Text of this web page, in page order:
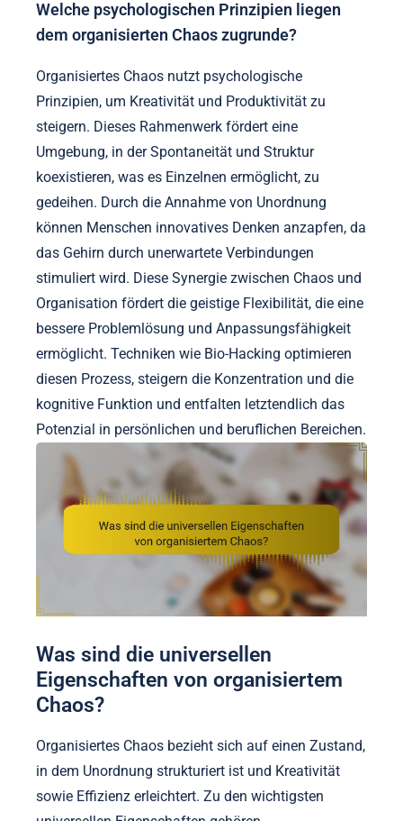
Welche psychologischen Prinzipien liegen
dem organisierten Chaos zugrunde?
Organisiertes Chaos nutzt psychologische
Prinzipien, um Kreativität und Produktivität zu
steigern. Dieses Rahmenwerk fördert eine
Umgebung, in der Spontaneität und Struktur
koexistieren, was es Einzelnen ermöglicht, zu
gedeihen. Durch die Annahme von Unordnung
können Menschen innovatives Denken anzapfen, da
das Gehirn durch unerwartete Verbindungen
stimuliert wird. Diese Synergie zwischen Chaos und
Organisation fördert die geistige Flexibilität, die eine
bessere Problemlösung und Anpassungsfähigkeit
ermöglicht. Techniken wie Bio-Hacking optimieren
diesen Prozess, steigern die Konzentration und die
kognitive Funktion und entfalten letztendlich das
Potenzial in persönlichen und beruflichen Bereichen.
Was sind die universellen
Eigenschaften von organisiertem
Chaos?
Organisiertes Chaos bezieht sich auf einen Zustand,
in dem Unordnung strukturiert ist und Kreativität
sowie Effizienz erleichtert. Zu den wichtigsten